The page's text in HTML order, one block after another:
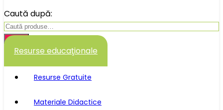
Caută după:
Caută
Resurse educaţionale
Resurse Gratuite
Materiale Didactice